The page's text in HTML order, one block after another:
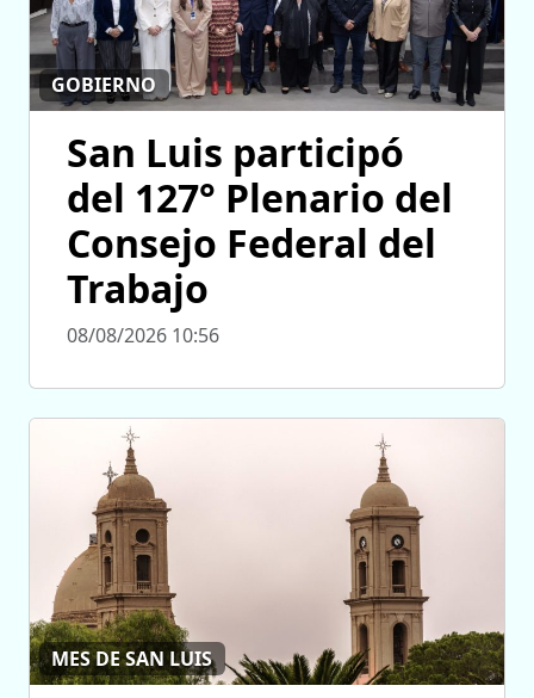
GOBIERNO
San Luis participó
del 127° Plenario del
Consejo Federal del
Trabajo
08/08/2026 10:56
MES DE SAN LUIS